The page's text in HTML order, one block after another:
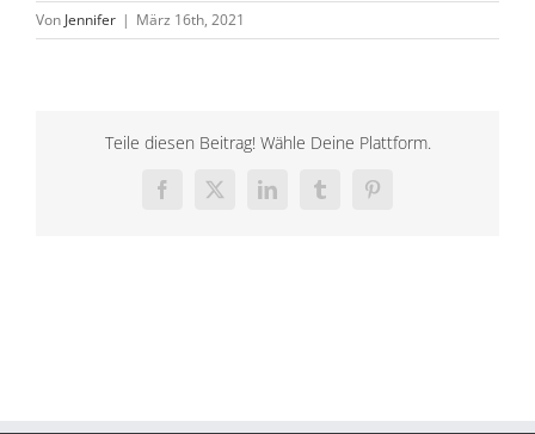
Von Jennifer | März 16th, 2021
Teile diesen Beitrag! Wähle Deine Plattform.
Facebook
X LinkedInTumblrPinterest